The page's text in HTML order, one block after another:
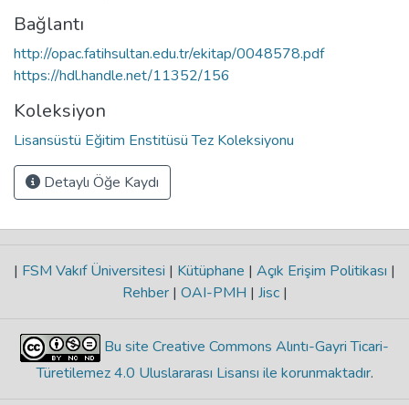
Bağlantı
http://opac.fatihsultan.edu.tr/ekitap/0048578.pdf
https://hdl.handle.net/11352/156
Koleksiyon
Lisansüstü Eğitim Enstitüsü Tez Koleksiyonu
Detaylı Öğe Kaydı
| FSM Vakıf Üniversitesi | Kütüphane | Açık Erişim Politikası |
Rehber | OAI-PMH | Jisc |
Bu site Creative Commons Alıntı-Gayri Ticari-
Türetilemez 4.0 Uluslararası Lisansı ile korunmaktadır.